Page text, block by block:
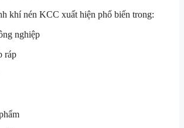
khí nén KCC xuất hiện phổ biến trong:
nghiệp
ráp